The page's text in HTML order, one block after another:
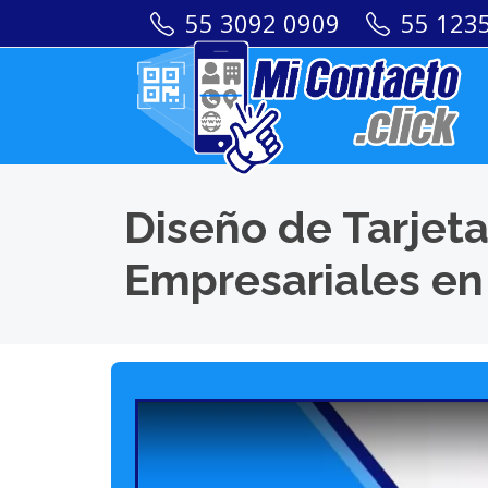
55 3092 0909 55
Diseño de
Empresariales